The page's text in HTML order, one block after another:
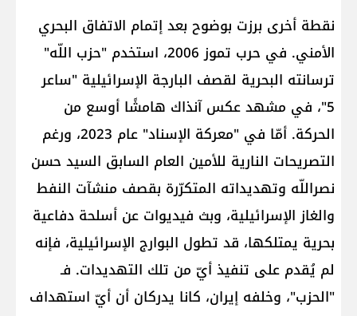
نقطة أخرى برزت بوضوح بعد إتمام الاتفاق البحري
الأمني. في حرب تموز 2006، استخدم "حزب اللّه"
ترسانته البحرية لقصف البارجة الإسرائيلية "ساعر
5"، في مشهد عكس آنذاك هامشًا أوسع من
الحركة. أمّا في "معركة الإسناد" عام 2023، ورغم
التصريحات النارية للأمين العام السابق السيد حسن
نصراللّه وتهديداته المتكرّرة بقصف منشآت النفط
والغاز الإسرائيلية، وبث فيديوات عن أسلحة دفاعية
بحرية يمتلكها، قد تطول البوارج الإسرائيلية، فإنه
لم يُقدم على تنفيذ أيّ من تلك التهديدات. فـ
"الحزب"، وخلفه إيران، كانا يدركان أن أيّ استهداف